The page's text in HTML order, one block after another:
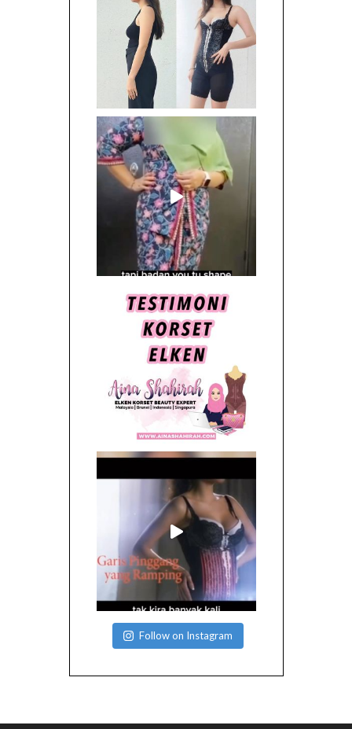
Follow on Instagram